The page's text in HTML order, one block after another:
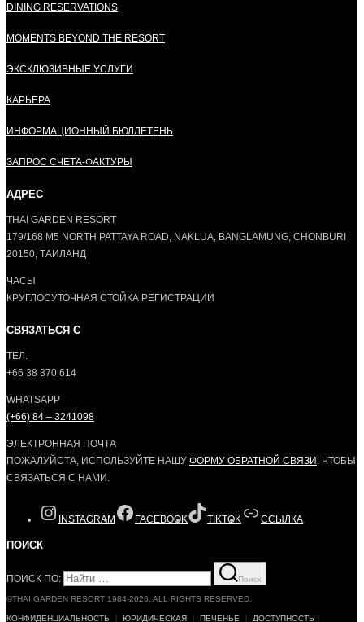
DINING RESERVATIONS
MOMENTS BEYOND THE RESORT
ЭКСКЛЮЗИВНЫЕ УСЛУГИ
КАРЬЕРА
ИНФОРМАЦИОННЫЙ БЮЛЛЕТЕНЬ
ЗАПРОС СЧЕТА-ФАКТУРЫ
АДРЕС
THAI GARDEN RESORT
179/168 M5 NORTH PATTAYA ROAD, NAKLUA, BANGLAMUNG, CHONBURI
20150, ТАИЛАНД
ЧАСЫ
КРУГЛОСУТОЧНАЯ СТОЙКА РЕГИСТРАЦИИ
СВЯЗАТЬСЯ С
ТЕЛ.
+66 38 370 614
WHATSAPP
(+66) 84 – 3241098
ЭЛЕКТРОННАЯ ПОЧТА
ПОЖАЛУЙСТА, ИСПОЛЬЗУЙТЕ НАШУ ФОРМУ ОБРАТНОЙ СВЯЗИ , ЧТОБЫ
СВЯЗАТЬСЯ С НАМИ.
INSTAGRAM FACEBOOK TIKTOK ССЫЛКА
ПОИСК
ПОИСК ПО: Поиск
©THAI GARDEN RESORT 1984-2026. ALL RIGHTS RESERVED.
КОНФИДЕНЦИАЛЬНОСТЬ ЮРИДИЧЕСКАЯ ПЕЧЕНЬЕ ДОСТУПНОСТЬ